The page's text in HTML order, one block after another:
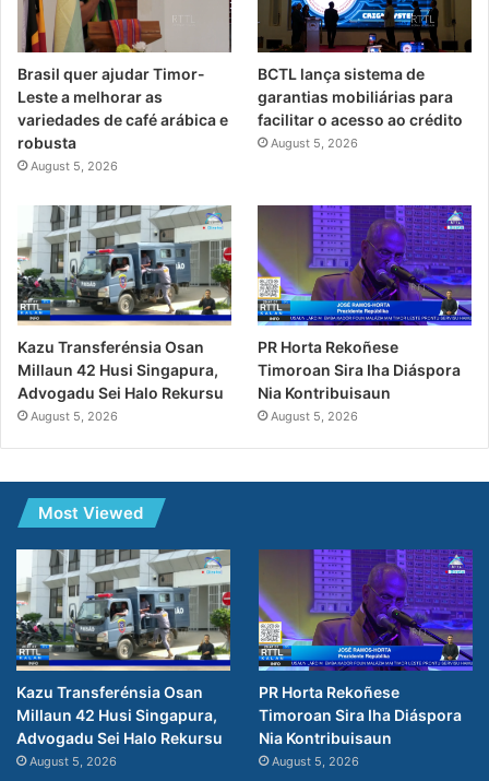
Brasil quer ajudar Timor-
Leste a melhorar as
variedades de café arábica e
robusta
August 5, 2026
BCTL lança sistema de
garantias mobiliárias para
facilitar o acesso ao crédito
August 5, 2026
Kazu Transferénsia Osan
Millaun 42 Husi Singapura,
Advogadu Sei Halo Rekursu
August 5, 2026
PR Horta Rekoñese
Timoroan Sira Iha Diáspora
Nia Kontribuisaun
August 5, 2026
Most Viewed
Kazu Transferénsia Osan
Millaun 42 Husi Singapura,
Advogadu Sei Halo Rekursu
August 5, 2026
PR Horta Rekoñese
Timoroan Sira Iha Diáspora
Nia Kontribuisaun
August 5, 2026